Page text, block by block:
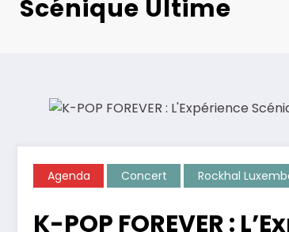
Scénique Ultime
Agenda Concert Rockhal
K-POP FOREVER :